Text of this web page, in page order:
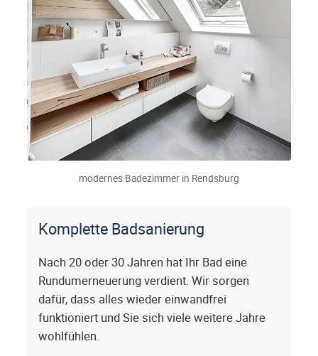
modernes Badezimmer in Rendsburg
Komplette Badsanierung
Nach 20 oder 30 Jahren hat Ihr Bad eine
Rundumerneuerung verdient. Wir sorgen
dafür, dass alles wieder einwandfrei
funktioniert und Sie sich viele weitere Jahre
wohlfühlen.